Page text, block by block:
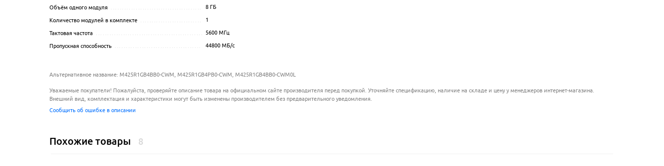
Объём одного модуля ........................................................................................................................................................................................................
8 ГБ
Количество модулей в комплекте ........................................................................................................................................................................................................
1
Тактовая частота ........................................................................................................................................................................................................
5600МГц
Пропускная способность ........................................................................................................................................................................................................
44800МБ/с
Альтернативное название: M425R1GB4BB0-CWM, M425R1GB4PB0-CWM, M425R1GB4BB0-CWM0L
Уважаемые покупатели! Пожалуйста, проверяйте описание товара на официальном сайте производителя перед покупкой. Уточняйте спецификацию, наличие на складе и цену у менеджеров интернет-магазина.
Внешний вид, комплектация и характеристики могут быть изменены производителем без предварительного уведомления.
Сообщить об ошибке в описании
Похожие товары 8